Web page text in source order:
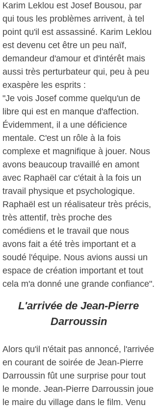
Karim Leklou est Josef Bousou, par
qui tous les problèmes arrivent, à tel
point qu'il est assassiné. Karim Leklou
est devenu cet être un peu naïf,
demandeur d'amour et d'intérêt mais
aussi très perturbateur qui, peu à peu
exaspère les esprits :
"Je vois Josef comme quelqu'un de
libre qui est en manque d'affection.
Évidemment, il a une déficience
mentale. C'est un rôle à la fois
complexe et magnifique à jouer. Nous
avons beaucoup travaillé en amont
avec Raphaël car c'était à la fois un
travail physique et psychologique.
Raphaël est un réalisateur très précis,
très attentif, très proche des
comédiens et le travail que nous
avons fait a été très important et a
soudé l'équipe. Nous avions aussi un
espace de création important et tout
cela m'a donné une grande confiance".
L'arrivée de Jean-Pierre
Darroussin
Alors qu'il n'était pas annoncé, l'arrivée
en courant de soirée de Jean-Pierre
Darroussin fût une surprise pour tout
le monde. Jean-Pierre Darroussin joue
le maire du village dans le film. Venu